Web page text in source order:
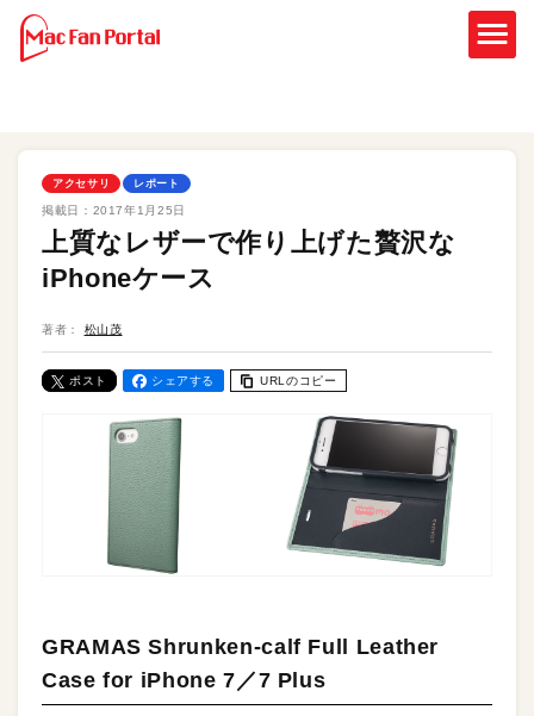
アクセサリ レポート
掲載日： 2017年1月25日
上質なレザーで作り上げた贅沢な
iPhoneケース
著者： 松山茂
ポスト シェアする URLのコピー
GRAMAS Shrunken-calf Full Leather
Case for iPhone 7／7 Plus